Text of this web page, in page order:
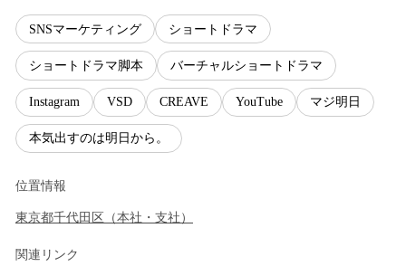
SNSマーケティング ショートドラマ
ショートドラマ脚本 バーチャルショートドラマ
Instagram VSD CREAVE YouTube マジ明日
本気出すのは明日から。
位置情報
東京都千代田区 （本社・支社 ）
関連リンク